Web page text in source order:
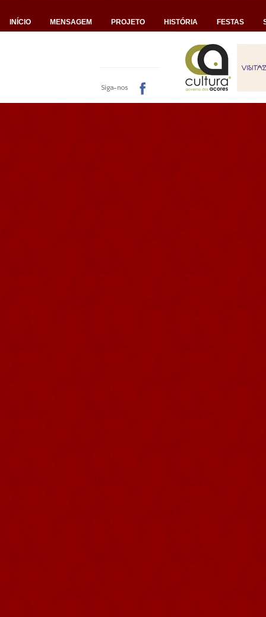
INÍCIO MENSAGEM PROJETO HISTÓRIA FESTAS